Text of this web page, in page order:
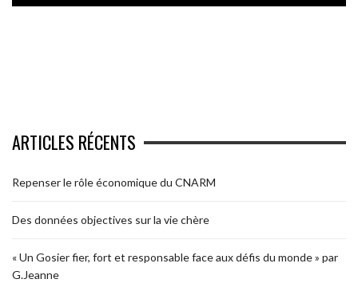
ARTICLES RÉCENTS
Repenser le rôle économique du CNARM
Des données objectives sur la vie chère
« Un Gosier fier, fort et responsable face aux défis du monde » par
G.Jeanne